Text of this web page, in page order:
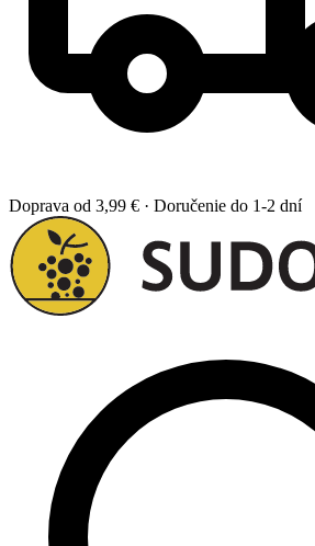
Doprava od 3,99 € · Doručenie do 1-2 dní